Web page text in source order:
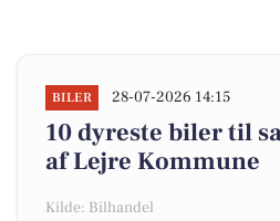
BILER 28-07-2026 14:15
10 dyreste biler til
af Lejre Kommune
Kilde: Bilhandel